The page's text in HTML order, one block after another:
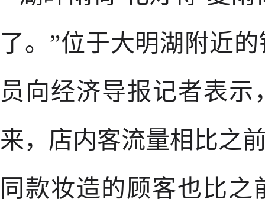
了。”位于大明湖附近
员向经济导报记者表示
来，店内客流量相比之
同款妆造的顾客也比